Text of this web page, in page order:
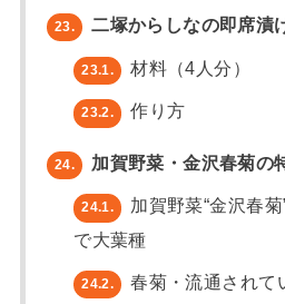
23. 二塚からしなの即席漬
23.1. 材料（4人分）
23.2. 作り方
24. 加賀野菜・金沢春菊の
24.1.
加賀野菜“金沢春
で大葉種
24.2.
春菊・流通されて